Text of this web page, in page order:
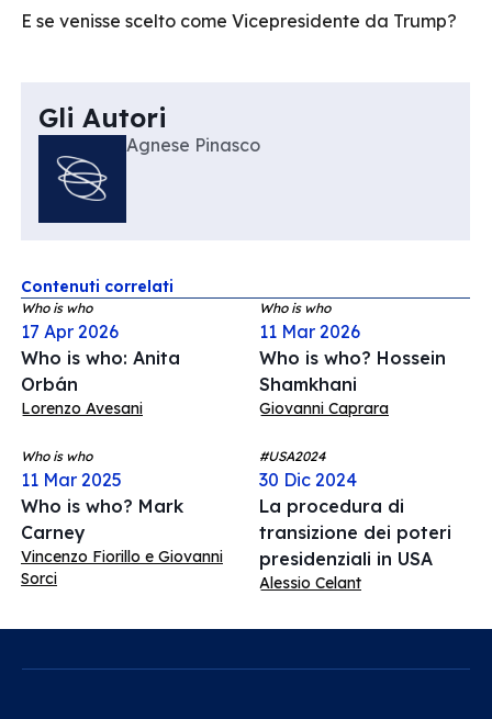
E se venisse scelto come Vicepresidente da Trump?
Gli Autori
Agnese Pinasco
Contenuti correlati
Who is who
17 Apr 2026
Who is who: Anita
Orbán
Lorenzo Avesani
Who is who
11 Mar 2026
Who is who? Hossein
Shamkhani
Giovanni Caprara
Who is who
11 Mar 2025
Who is who? Mark
Carney
Vincenzo Fiorillo e Giovanni
Sorci
#USA2024
30 Dic 2024
La procedura di
transizione dei poteri
presidenziali in USA
Alessio Celant